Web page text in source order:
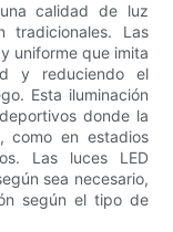
calidad de luz
tradicionales. Las
uniforme que imita
y reduciendo el
Esta iluminación
donde la
como en estadios
Las luces LED
sea necesario,
según el tipo de